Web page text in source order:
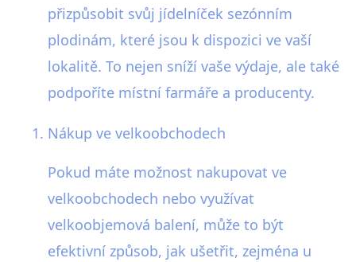
přizpůsobit svůj jídelníček sezónním
plodinám, které jsou k dispozici ve vaší
lokalitě. To nejen sníží vaše výdaje, ale také
podpoříte místní farmáře a producenty.
Nákup ve velkoobchodech
Pokud máte možnost nakupovat ve
velkoobchodech nebo využívat
velkoobjemová balení, může to být
efektivní způsob, jak ušetřit, zejména u